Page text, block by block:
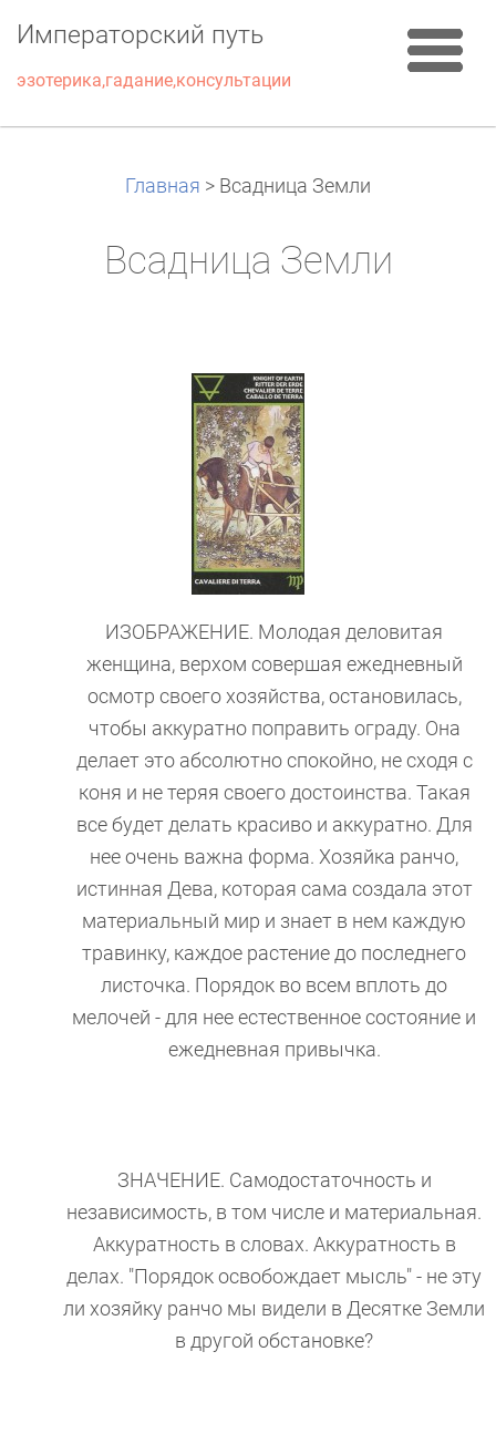
Императорский путь
эзотерика,гадание,консультации
Главная > Всадница Земли
Всадница Земли
ИЗОБРАЖЕНИЕ. Молодая деловитая
женщина, верхом совершая ежедневный
осмотр своего хозяйства, остановилась,
чтобы аккуратно поправить ограду. Она
делает это абсолютно спокойно, не сходя с
коня и не теряя своего достоинства. Такая
все будет делать красиво и аккуратно. Для
нее очень важна форма. Хозяйка ранчо,
истинная Дева, которая сама создала этот
материальный мир и знает в нем каждую
травинку, каждое растение до последнего
листочка. Порядок во всем вплоть до
мелочей - для нее естественное состояние и
ежедневная привычка.
ЗНАЧЕНИЕ. Самодостаточность и
независимость, в том числе и материальная.
Аккуратность в словах. Аккуратность в
делах. "Порядок освобождает мысль" - не эту
ли хозяйку ранчо мы видели в Десятке Земли
в другой обстановке?